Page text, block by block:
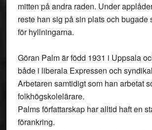
mitten på andra raden. Under
reste han sig på sin plats och bugade
för hyllningarna.
Göran Palm är född 1931 i Uppsala
både i liberala Expressen och
Arbetaren samtidigt som han arbetat
folkhögskolelärare.
Palms författarskap har alltid haft en
förankring.